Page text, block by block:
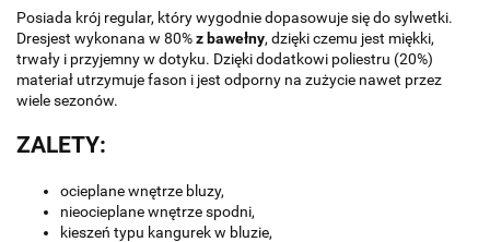
Posiada krój regular, który wygodnie dopasowuje się do sylwetki.
Dresjest wykonana w 80%z bawełny, dzięki czemu jest miękki,
trwały i przyjemny w dotyku. Dzięki dodatkowi poliestru (20%)
materiał utrzymuje fason i jest odporny na zużycie nawet przez
wiele sezonów.
ZALETY:
ocieplane wnętrze bluzy,
nieocieplane wnętrze spodni,
kieszeń typu kangurek w bluzie,